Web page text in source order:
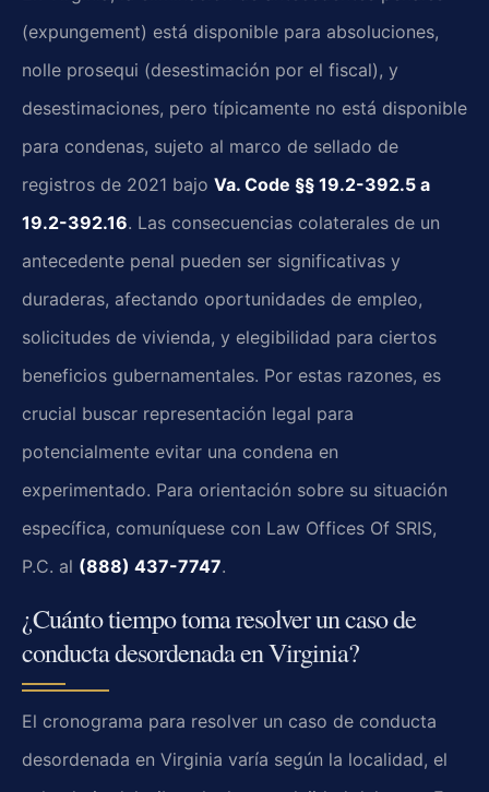
(expungement) está disponible para absoluciones,
nolle prosequi (desestimación por el fiscal), y
desestimaciones, pero típicamente no está disponible
para condenas, sujeto al marco de sellado de
registros de 2021 bajo Va. Code §§ 19.2-392.5 a
19.2-392.16. Las consecuencias colaterales de un
antecedente penal pueden ser significativas y
duraderas, afectando oportunidades de empleo,
solicitudes de vivienda, y elegibilidad para ciertos
beneficios gubernamentales. Por estas razones, es
crucial buscar representación legal para
potencialmente evitar una condena en
experimentado. Para orientación sobre su situación
específica, comuníquese con Law Offices Of SRIS,
P.C. al (888) 437-7747.
¿Cuánto tiempo toma resolver un caso de
conducta desordenada en Virginia?
El cronograma para resolver un caso de conducta
desordenada en Virginia varía según la localidad, el